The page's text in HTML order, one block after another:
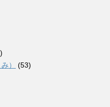
）
(53)